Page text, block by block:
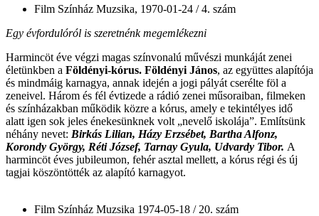
Film Színház Muzsika, 1970-01-24 / 4. szám
Egy évfordulóról is szeretnénk megemlékezni
Harmincöt éve végzi magas színvonalú művészi munkáját zenei
életünkben a Földényi-kórus. Földényi János, az együttes alapítója
és mindmáig karnagya, annak idején a jogi pályát cserélte föl a
zeneivel. Három és fél évtizede a rádió zenei műsoraiban, filmeken
és színházakban működik közre a kórus, amely e tekintélyes idő
alatt igen sok jeles énekesünknek volt „nevelő iskolája”. Említsünk
néhány nevet: Birkás Lilian, Házy Erzsébet, Bartha Alfonz,
Korondy György, Réti József, Tarnay Gyula, Udvardy Tibor. A
harmincöt éves jubileumon, fehér asztal mellett, a kórus régi és új
tagjai köszöntötték az alapító karnagyot.
Film Színház Muzsika 1974-05-18 / 20. szám